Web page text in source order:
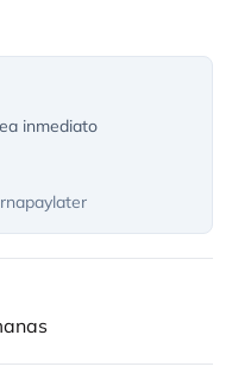
inmediato